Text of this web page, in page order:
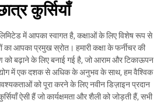
कुर्सियाँ
में आपका स्वागत है, कक्षाओं के लिए विशेष रूप से
का आपका प्रमुख स्रोत। हमारी कक्षा के फर्नीचर की
को बढ़ाने के लिए बनाई गई है, जो आराम और टिकाऊपन
में एक दशक से अधिक के अनुभव के साथ, हम वैश्विक
को पूरा करने के लिए नवीन डिज़ाइन प्रदान
ऐसी हैं जो कार्यक्षमता और शैली को जोड़ती हैं, सभी